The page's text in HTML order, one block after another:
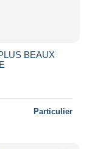
BEAUX
Particulier